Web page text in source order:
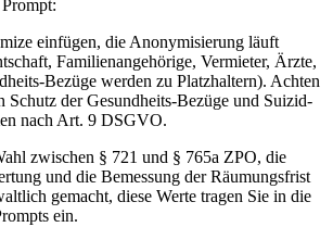
einfügen, die Anonymisierung läuft
Familienangehörige, Vermieter, Ärzte,
Bezüge werden zu Platzhaltern). Achten
Schutz der Gesundheits-Bezüge und Suizid-
nach Art. 9 DSGVO.
zwischen § 721 und § 765a ZPO, die
und die Bemessung der Räumungsfrist
gemacht, diese Werte tragen Sie in die
ein.